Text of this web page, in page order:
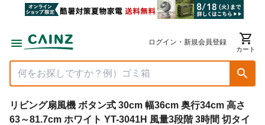
ログイン・新規会員登録
カート
リビング扇風機 ボタン式 30cm 幅36cm 奥行34cm 高さ
63～81.7cm ホワイト YT-3041H 風量3段階 3時間 切タイ